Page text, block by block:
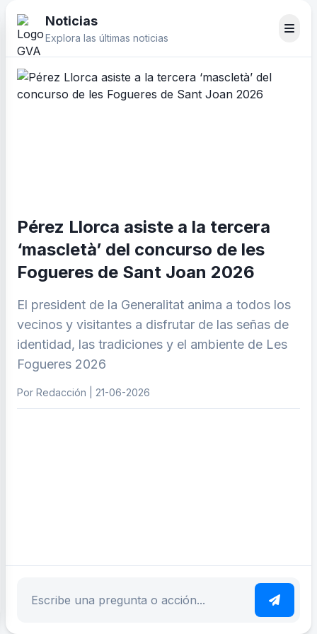
Noticias
Explora las últimas noticias
Pérez Llorca asiste a la tercera
‘mascletà’ del concurso de les
Fogueres de Sant Joan 2026
El president de la Generalitat anima a todos los
vecinos y visitantes a disfrutar de las señas de
identidad, las tradiciones y el ambiente de Les
Fogueres 2026
Por Redacción | 21-06-2026
Escribe tu pregunta